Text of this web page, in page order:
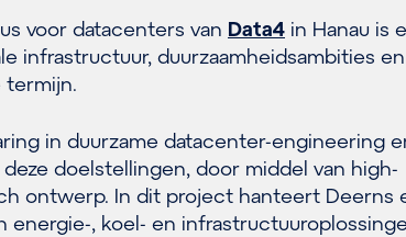
voor datacenters van Data4 in Hanau is
infrastructuur, duurzaamheidsambities en
termijn.
in duurzame datacenter-engineering
doelstellingen, door middel van high-
ontwerp. In dit project hanteert Deerns
energie-, koel- en